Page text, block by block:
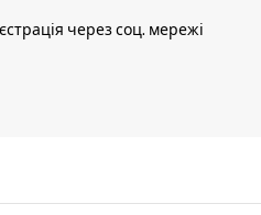
через соц. мережі